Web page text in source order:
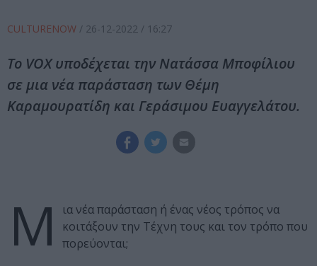
CULTURENOW / 26-12-2022 / 16:27
Το VOX υποδέχεται την Νατάσσα Μποφίλιου
σε μια νέα παράσταση των Θέμη
Καραμουρατίδη και Γεράσιμου Ευαγγελάτου.
Μ
ια νέα παράσταση ή ένας νέος τρόπος να
κοιτάξουν την Τέχνη τους και τον τρόπο που
πορεύονται;